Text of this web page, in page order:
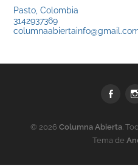
Pasto, Colombia
3142937369
© 2026 Columna Abierta .
Tema de